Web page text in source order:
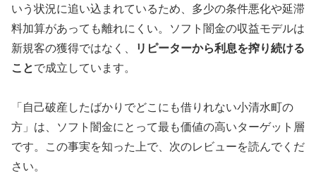
いう状況に追い込まれているため、多少の条件悪化や延滞
料加算があっても離れにくい。ソフト闇金の収益モデルは
新規客の獲得ではなく、
リピーターから利息を搾り続ける
ことで成立しています。
「自己破産したばかりでどこにも借りれない小清水町の
方」は、ソフト闇金にとって最も価値の高いターゲット層
です。この事実を知った上で、次のレビューを読んでくだ
さい。